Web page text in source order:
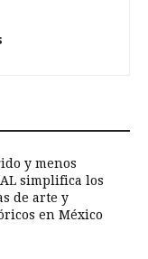
y menos
simplifica los
de arte y
en México